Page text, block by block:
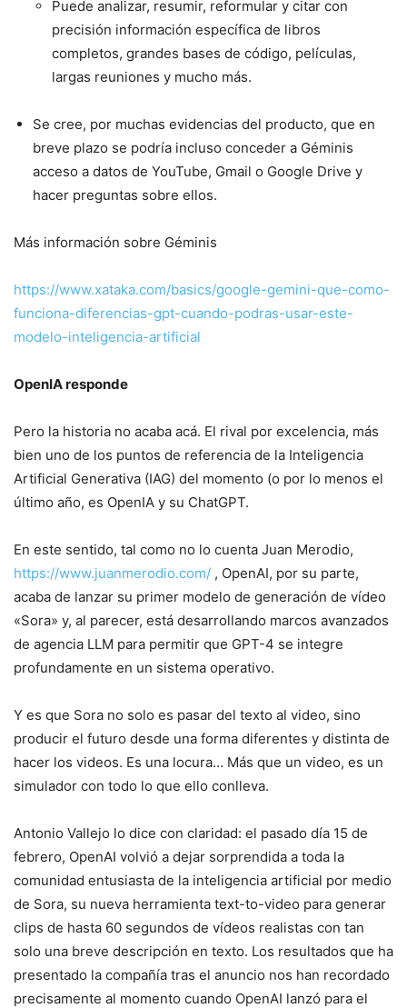
Puede analizar, resumir, reformular y citar con
precisión información específica de libros
completos, grandes bases de código, películas,
largas reuniones y mucho más.
Se cree, por muchas evidencias del producto, que en
breve plazo se podría incluso conceder a Géminis
acceso a datos de YouTube, Gmail o Google Drive y
hacer preguntas sobre ellos.
Más información sobre Géminis
https://www.xataka.com/basics/google-gemini-que-como-
funciona-diferencias-gpt-cuando-podras-usar-este-
modelo-inteligencia-artificial
OpenIA responde
Pero la historia no acaba acá. El rival por excelencia, más
bien uno de los puntos de referencia de la Inteligencia
Artificial Generativa (IAG) del momento (o por lo menos el
último año, es OpenIA y su ChatGPT.
En este sentido, tal como no lo cuenta Juan Merodio,
https://www.juanmerodio.com/ , OpenAI, por su parte,
acaba de lanzar su primer modelo de generación de vídeo
«Sora» y, al parecer, está desarrollando marcos avanzados
de agencia LLM para permitir que GPT-4 se integre
profundamente en un sistema operativo.
Y es que Sora no solo es pasar del texto al video, sino
producir el futuro desde una forma diferentes y distinta de
hacer los videos. Es una locura… Más que un video, es un
simulador con todo lo que ello conlleva.
Antonio Vallejo lo dice con claridad: el pasado día 15 de
febrero, OpenAI volvió a dejar sorprendida a toda la
comunidad entusiasta de la inteligencia artificial por medio
de Sora, su nueva herramienta text-to-video para generar
clips de hasta 60 segundos de vídeos realistas con tan
solo una breve descripción en texto. Los resultados que ha
presentado la compañía tras el anuncio nos han recordado
precisamente al momento cuando OpenAI lanzó para el